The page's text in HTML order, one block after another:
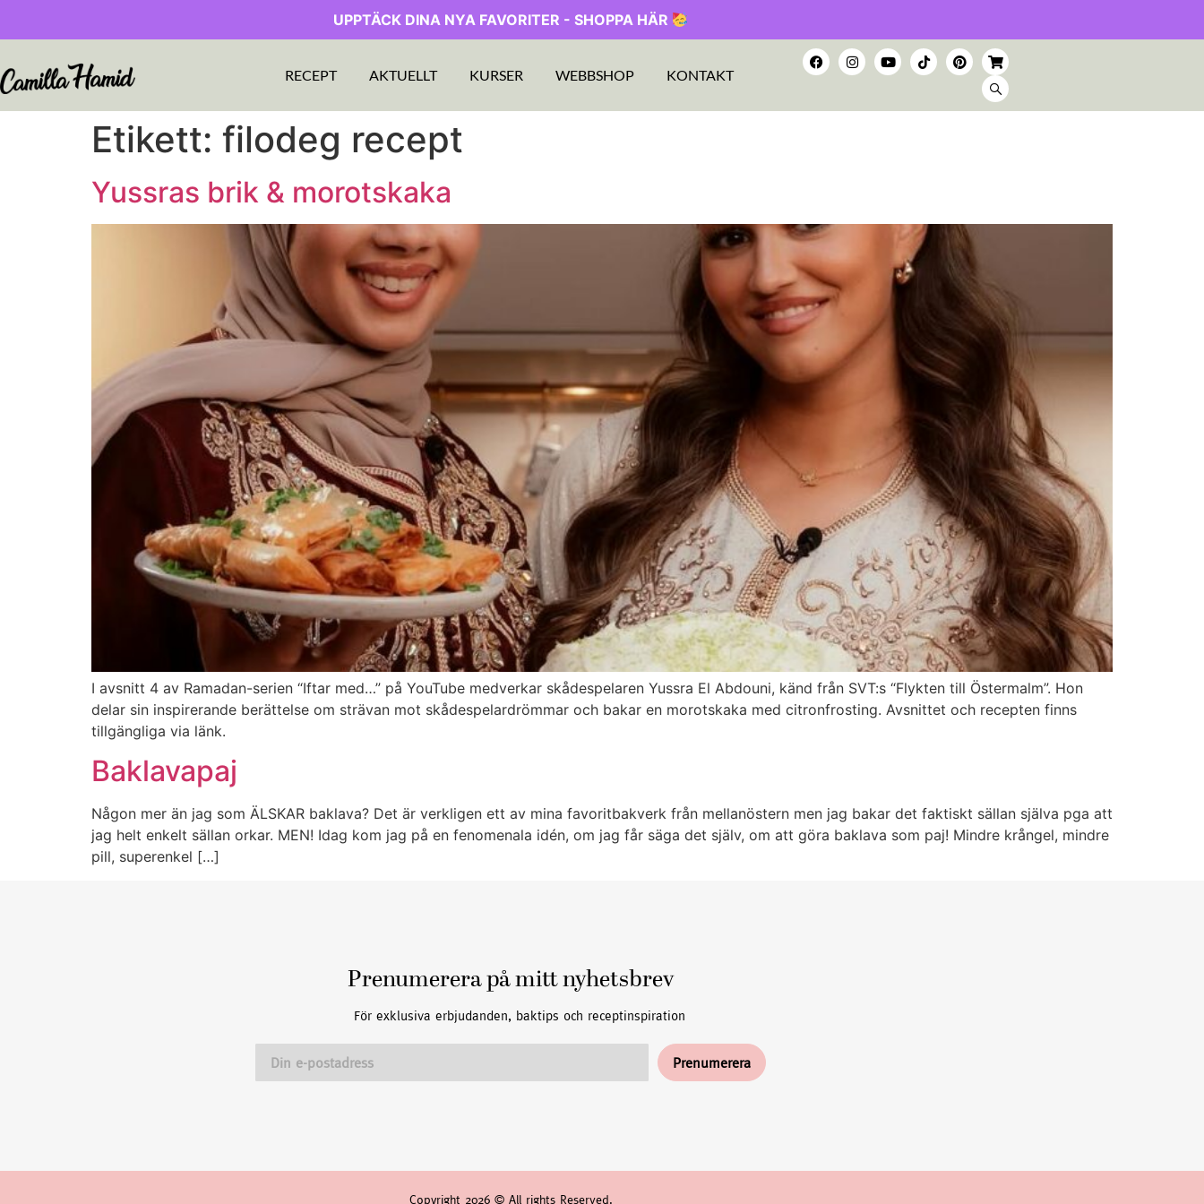
UPPTÄCK DINA NYA FAVORITER - SHOPPA HÄR
RECEPT AKTUELLT KURSER WEBBSHOP KONTAKT
Etikett: filodeg recept
Yussras brik & morotskaka
I avsnitt 4 av Ramadan-serien “Iftar med…” på YouTube medverkar skådespelaren Yussra El Abdouni, känd från SVT:s “Flykten till Östermalm”. Hon
delar sin inspirerande berättelse om strävan mot skådespelardrömmar och bakar en morotskaka med citronfrosting. Avsnittet och recepten finns
tillgängliga via länk.
Baklavapaj
Någon mer än jag som ÄLSKAR baklava? Det är verkligen ett av mina favoritbakverk från mellanöstern men jag bakar det faktiskt sällan själva pga att
jag helt enkelt sällan orkar. MEN! Idag kom jag på en fenomenala idén, om jag får säga det själv, om att göra baklava som paj! Mindre krångel, mindre
pill, superenkel […]
Prenumerera på mitt nyhetsbrev
För exklusiva erbjudanden, baktips och receptinspiration
Copyright 2026 © All rights Reserved.